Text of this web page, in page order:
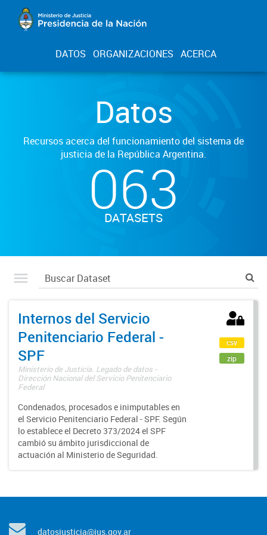
DATOS ORGANIZACIONES ACERCA
Datos
Recursos acerca del funcionamiento del sistema de
justicia de la República Argentina.
063
DATASETS
Internos del Servicio
Penitenciario Federal -
SPF
Ministerio de Justicia. Legado de datos -
Dirección Nacional del Servicio Penitenciario
Federal
Condenados, procesados e inimputables en
el Servicio Penitenciario Federal - SPF. Según
lo establece el Decreto 373/2024 el SPF
cambió su ámbito jurisdiccional de
actuación al Ministerio de Seguridad.
csv
zip
datosjusticia@jus.gov.ar